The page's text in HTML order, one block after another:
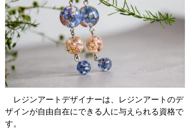
レジンアートデザイナーは、レジンアートのデ
ザインが自由自在にできる人に与えられる資格で
す。